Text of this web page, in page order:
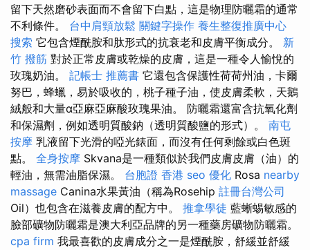
留下天然磨砂表面而不會留下白點，這是物理防曬霜的通常
不利條件。 台中肩頸放鬆 關鍵字操作 養生整復推廣中心
搜索 它包含煙酰胺和肽形式的抗衰老和皮膚平衡成分。 新
竹 撥筋 對於正常皮膚或乾燥的皮膚，這是一種令人愉悅的
玫瑰奶油。 記帳士 推薦書 它還包含保護性荷荷州油，卡爾
努巴，蜂蠟，易於吸收的，桃子種子油，使皮膚柔軟，天鵝
絨般和大量α亞麻亞麻酸玫瑰果油。 防曬霜還富含抗氧化劑
和保濕劑，例如透明質酸鈉（透明質酸鹽的形式）。 南屯
按摩 乳液留下光滑的啞光錶面，而沒有任何剩餘或白色斑
點。 全身按摩 Skvana是一種類似於我們皮膚皮膚（油）的
輕油，無需油脂保濕。 台胞證 香港 seo 優化 Rosa nearby
massage Canina水果黃油（稱為Rosehip 註冊台灣公司
Oil）也包含在滋養皮膚的配方中。 推拿學徒 藍蜥蜴敏感的
臉部礦物防曬霜是澳大利亞品牌的另一種藥房礦物防曬霜。
cpa firm 我最喜歡的皮膚成分之一是煙酰胺，舒緩並舒緩